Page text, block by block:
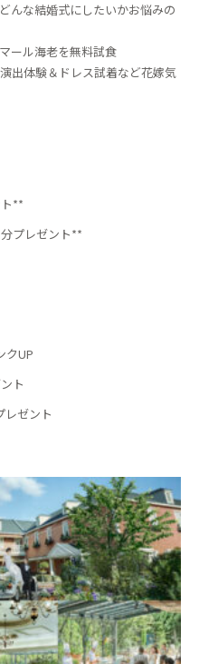
んな結婚式にしたいかお悩みの
ール海老を無料試食
出体験＆ドレス試着など花嫁気
**
プレゼント**
クUP
ト
ゼント